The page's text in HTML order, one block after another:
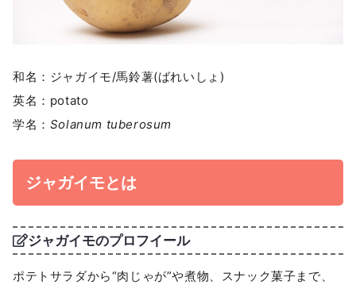
和名：ジャガイモ/馬鈴薯(ばれいしょ)
英名：potato
学名： Solanum tuberosum
ジャガイモとは
ジャガイモのプロフイール
ポテトサラダから“肉じゃが”や煮物、スナック菓子まで、